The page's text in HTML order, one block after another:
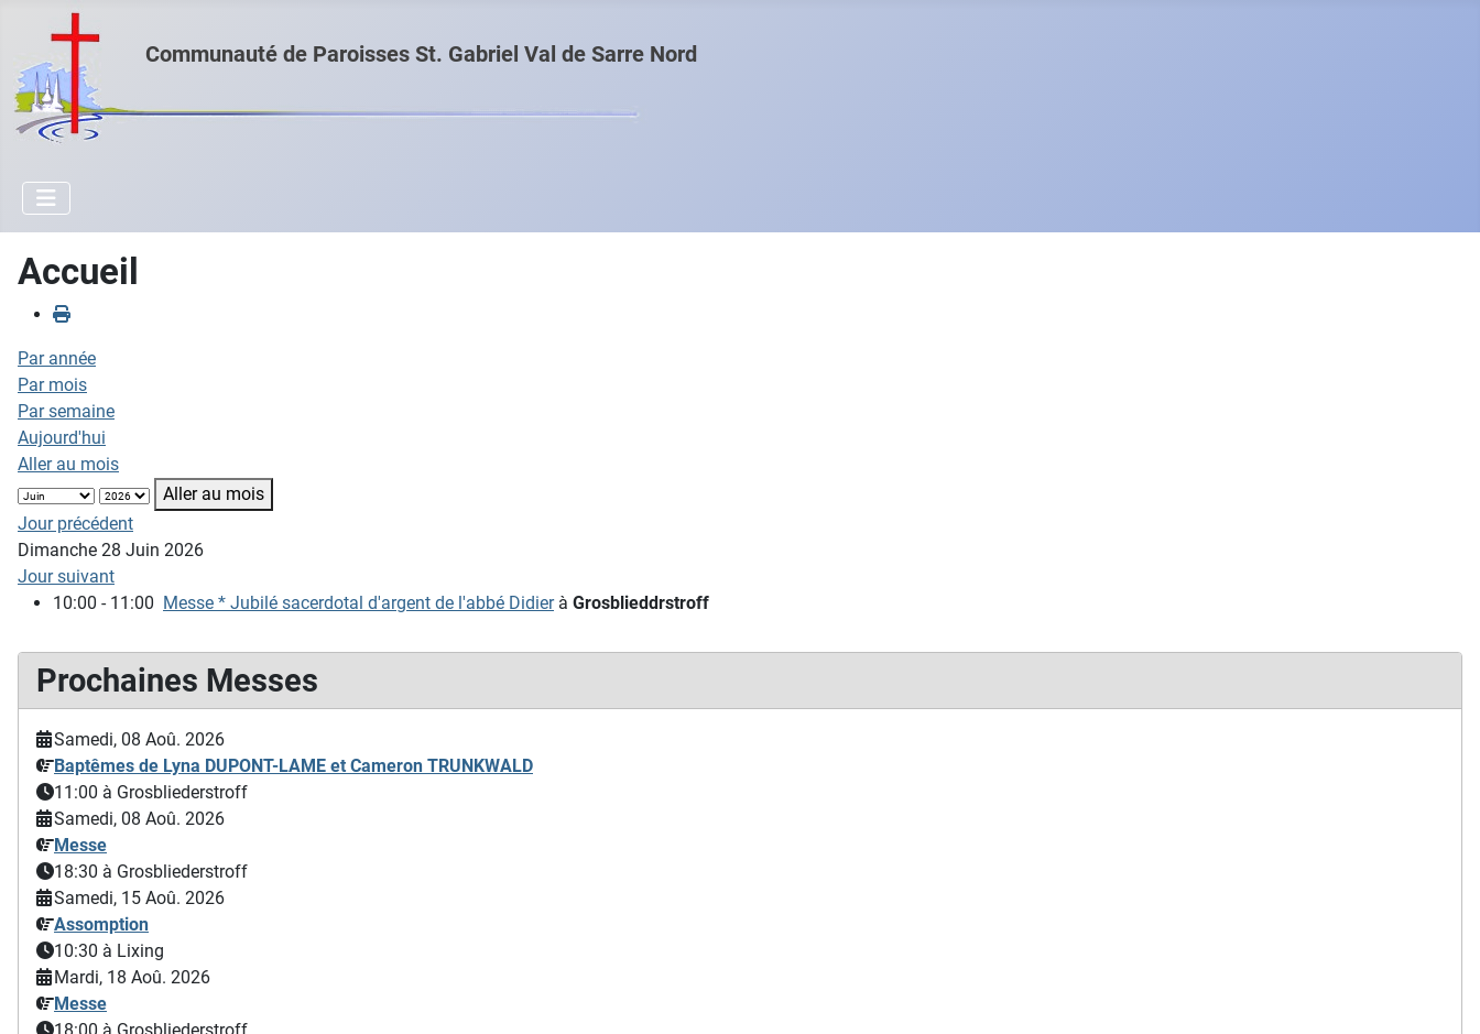
Communauté de Paroisses St. Gabriel Val de Sarre Nord
Accueil
Par année
Par mois
Par semaine
Aujourd'hui
Aller au mois
Aller au mois
Jour précédent
Dimanche 28 Juin 2026
Jour suivant
10:00 - 11:00 Messe * Jubilé sacerdotal d'argent de l'abbé Didierà Grosblieddrstroff
Prochaines Messes
Samedi, 08 Aoû. 2026
Baptêmes de Lyna DUPONT-LAME et Cameron TRUNKWALD
11:00 à Grosbliederstroff
Samedi, 08 Aoû. 2026
Messe
18:30 à Grosbliederstroff
Samedi, 15 Aoû. 2026
Assomption
10:30 à Lixing
Mardi, 18 Aoû. 2026
Messe